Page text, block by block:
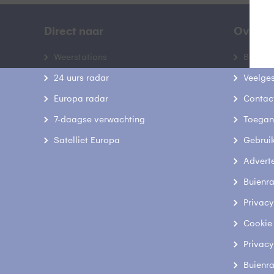
Direct naar
Weerstations
24 uurs radar
Europa radar
7-daagse verwachting
Satelliet Europa
Over